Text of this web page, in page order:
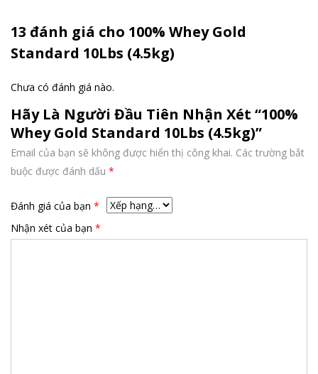
13 đánh giá cho 100% Whey Gold
Standard 10Lbs (4.5kg)
Chưa có đánh giá nào.
Hãy Là Người Đầu Tiên Nhận Xét “100%
Whey Gold Standard 10Lbs (4.5kg)”
Email của bạn sẽ không được hiển thị công khai. Các trường bắt
buộc được đánh dấu *
Đánh giá của bạn *
Nhận xét của bạn *